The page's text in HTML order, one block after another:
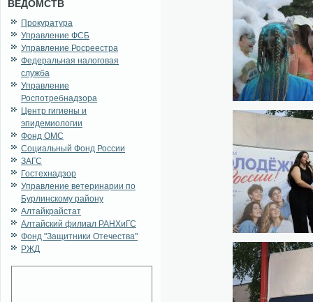
ВЕДОМСТВ
Прокуратура
Управление ФСБ
Управление Росреестра
Федеральная налоговая
служба
Управление
Роспотребнадзора
Центр гигиены и
эпидемиологии
Фонд ОМС
Социальный Фонд России
ЗАГС
Гостехнадзор
Управление ветеринарии по
Бурлинскому району
Алтайкрайстат
Алтайский филиал РАНХиГС
Фонд "Защитники Отечества"
РЖД